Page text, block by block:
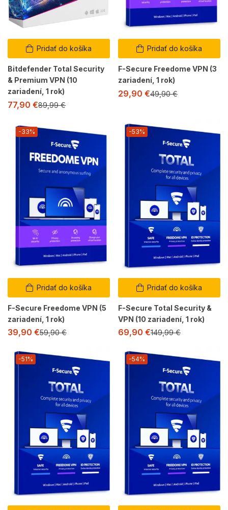
Pridať do košíka
Bitdefender Total Security
& Premium VPN (10
zariadení, 1 rok)
77,90 €89,99€
Pridať do košíka
F-Secure Freedome VPN (3
zariadení, 1 rok)
29,90 €49,90€
Pridať do košíka
-33%
F-Secure Freedome VPN (5
zariadení, 1 rok)
39,90 €59,90€
Pridať do košíka
-53%
F-Secure Total Security &
VPN (10 zariadení, 1 rok)
69,90 €149,99€
-51% -54%